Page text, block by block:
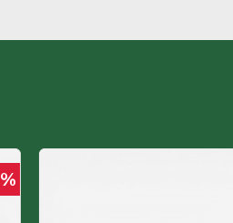
Полиуретан ламинат
%